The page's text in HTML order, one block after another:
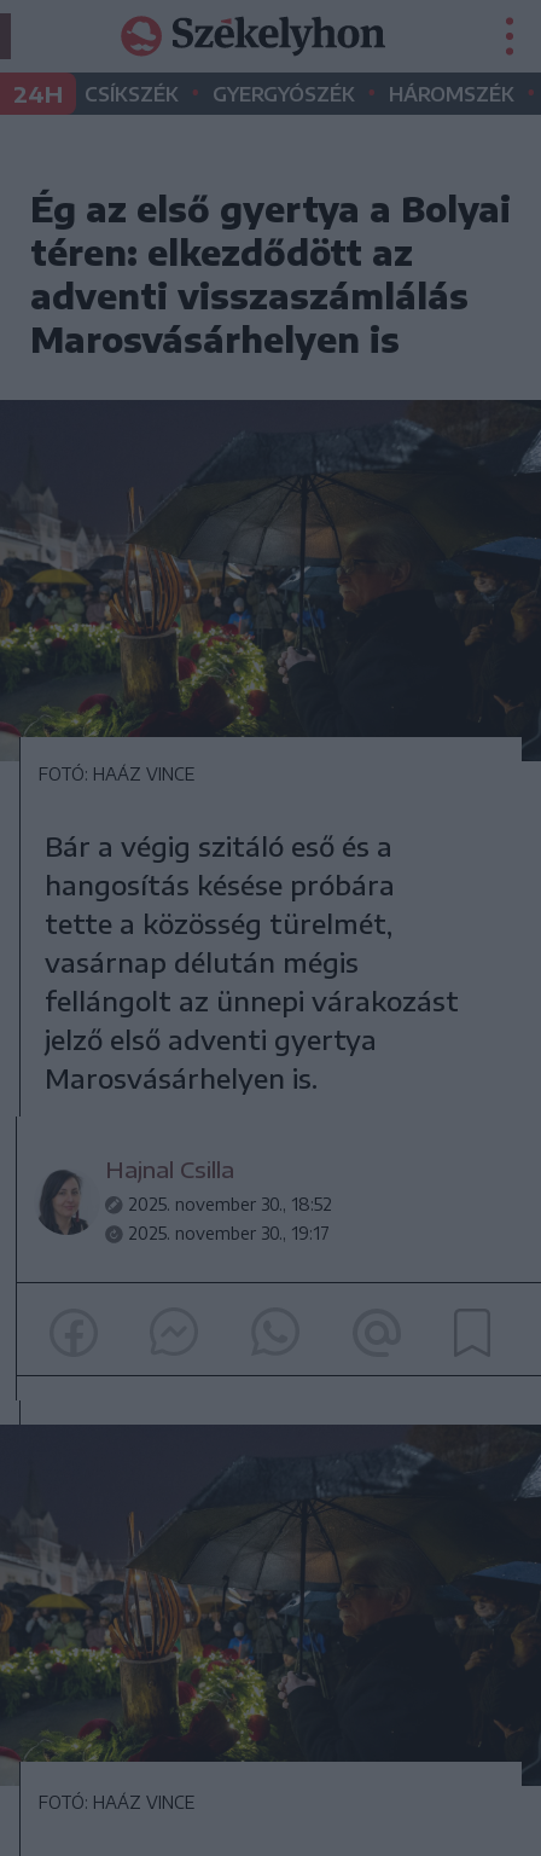
24H CSÍKSZÉK • GYERGYÓSZÉK • HÁROMSZÉK •
Ég az első gyertya a Bolyai
téren: elkezdődött az
adventi visszaszámlálás
Marosvásárhelyen is
FOTÓ: HAÁZ VINCE
Bár a végig szitáló eső és a
hangosítás késése próbára
tette a közösség türelmét,
vasárnap délután mégis
fellángolt az ünnepi várakozást
jelző első adventi gyertya
Marosvásárhelyen is.
Hajnal Csilla
2025. november 30., 18:52
2025. november 30., 19:17
FOTÓ: HAÁZ VINCE